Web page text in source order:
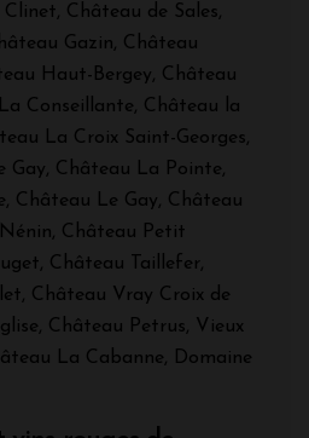
Château de Sales,
Gazin, Château
Haut-Bergey, Château
Conseillante, Château la
La Croix Saint-Georges,
Gay, Château La Pointe,
Château Le Gay, Château
Château Petit
Château Taillefer,
Château Vray Croix de
Château Petrus, Vieux
La Cabanne, Domaine